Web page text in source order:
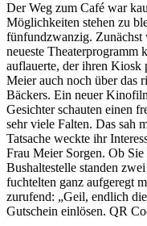
Der Weg zum Café war
Möglichkeiten stehen zu
fünfundzwanzig. Zunächst
neueste Theaterprogramm
auflauerte, der ihren Kiosk
Meier auch noch über das
Bäckers. Ein neuer
Gesichter schauten einen
sehr viele Falten. Das sah
Tatsache weckte ihr
Frau Meier Sorgen. Ob
Bushaltestelle standen
fuchtelten ganz aufgeregt
zurufend: „Geil, endlich
Gutschein einlösen. QR